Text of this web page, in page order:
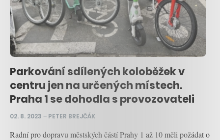
Parkování sdílených koloběžek v
centru jen na určených místech.
Praha 1 se dohodla s provozovateli
02. 8. 2023 – PETER BREJČÁK
Radní pro dopravu městských částí Prahy 1 až 10 měli požádat o